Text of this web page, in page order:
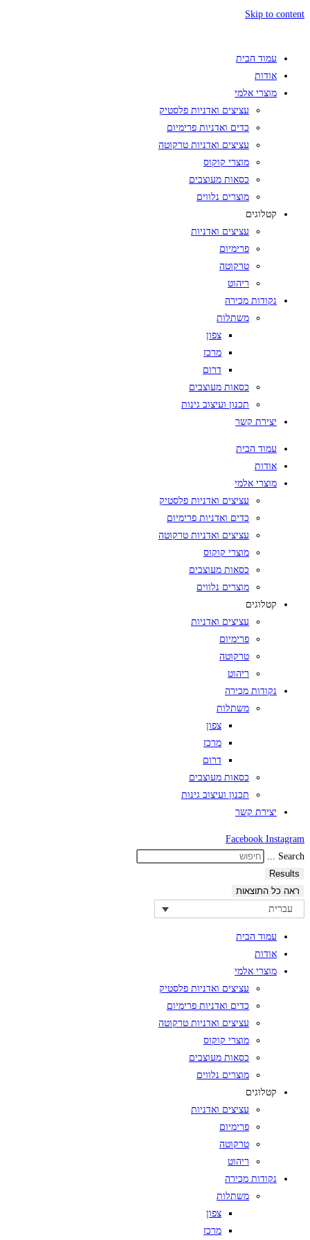
Skip to content
עמוד הבית
אודות
מוצרי אלמי
עציצים ואדניות פלסטיק
כדים ואדניות פרימיום
עציצים ואדניות טרקוטה
מוצרי קוקוס
כסאות מעוצבים
מוצרים נלווים
קטלוגים
עציצים ואדניות
פרימיום
טרקוטה
ריהוט
נקודות מכירה
משתלות
צפון
מרכז
דרום
כסאות מעוצבים
תכנון ועיצוב גינות
יצירת קשר
עמוד הבית
אודות
מוצרי אלמי
עציצים ואדניות פלסטיק
כדים ואדניות פרימיום
עציצים ואדניות טרקוטה
מוצרי קוקוס
כסאות מעוצבים
מוצרים נלווים
קטלוגים
עציצים ואדניות
פרימיום
טרקוטה
ריהוט
נקודות מכירה
משתלות
צפון
מרכז
דרום
כסאות מעוצבים
תכנון ועיצוב גינות
יצירת קשר
Facebook Instagram
Search ...
Results
ראה כל התוצאות
עברית
עמוד הבית
אודות
מוצרי אלמי
עציצים ואדניות פלסטיק
כדים ואדניות פרימיום
עציצים ואדניות טרקוטה
מוצרי קוקוס
כסאות מעוצבים
מוצרים נלווים
קטלוגים
עציצים ואדניות
פרימיום
טרקוטה
ריהוט
נקודות מכירה
משתלות
צפון
מרכז